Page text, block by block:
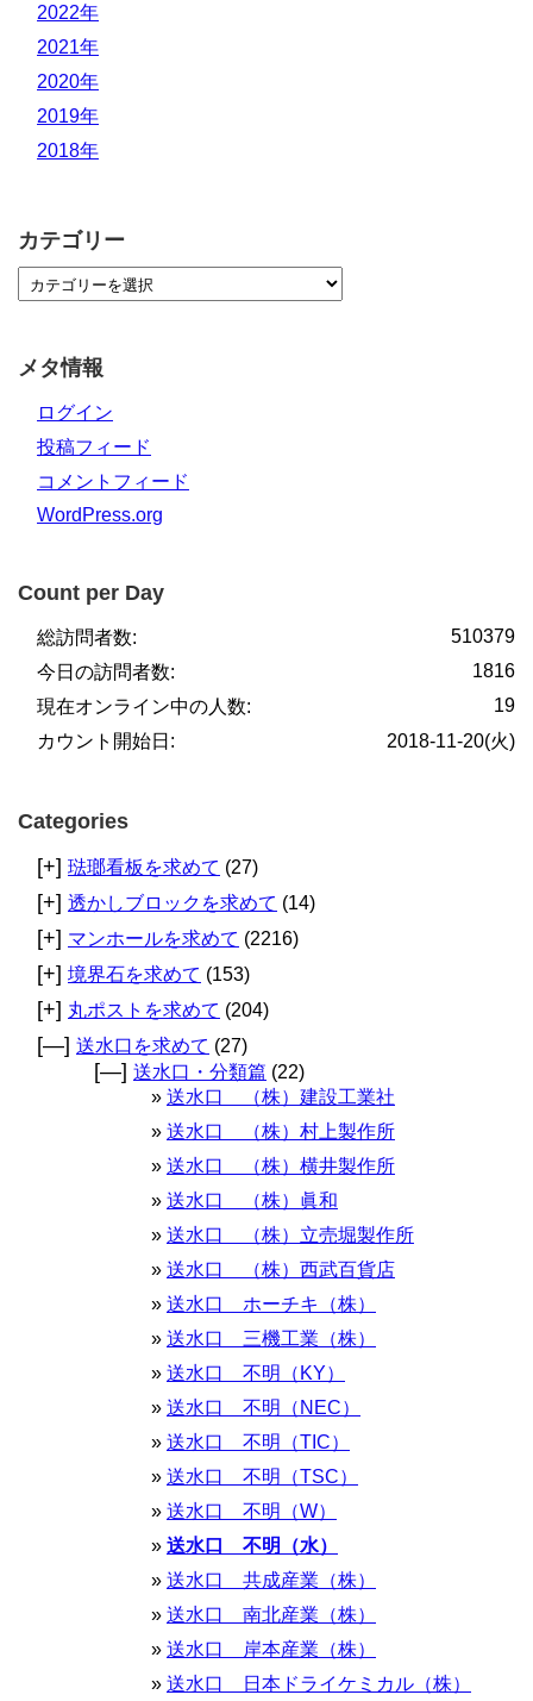
2022年
2021年
2020年
2019年
2018年
カテゴリー
メタ情報
ログイン
投稿フィード
コメントフィード
WordPress.org
Count per Day
510379
総訪問者数:
1816
今日の訪問者数:
19
現在オンライン中の人数:
2018-11-20(火)
カウント開始日:
Categories
[+] 琺瑯看板を求めて (27)
[+] 透かしブロックを求めて (14)
[+] マンホールを求めて (2216)
[+] 境界石を求めて (153)
[+] 丸ポストを求めて (204)
[—] 送水口を求めて (27)
[—] 送水口・分類篇 (22)
送水口 （株）建設工業社
送水口 （株）村上製作所
送水口 （株）横井製作所
送水口 （株）眞和
送水口 （株）立売堀製作所
送水口 （株）西武百貨店
送水口 ホーチキ（株）
送水口 三機工業（株）
送水口 不明（KY）
送水口 不明（NEC）
送水口 不明（TIC）
送水口 不明（TSC）
送水口 不明（W）
送水口 不明（水）
送水口 共成産業（株）
送水口 南北産業（株）
送水口 岸本産業（株）
送水口 日本ドライケミカル（株）